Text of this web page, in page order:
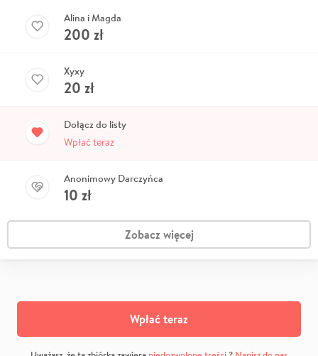
Alina i Magda
200 zł
Xyxy
20 zł
Dołącz do listy
Wpłać teraz
Anonimowy Darczyńca
10 zł
Zobacz więcej
Wpłać teraz